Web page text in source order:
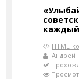
каждый
HTML-
Андрей